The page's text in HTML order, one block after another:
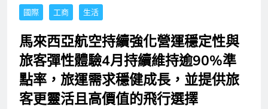
國際 工商 生活
馬來西亞航空持續強化營運穩定性與
旅客彈性體驗4月持續維持逾90%準
點率，旅運需求穩健成長，並提供旅
客更靈活且高價值的飛行選擇